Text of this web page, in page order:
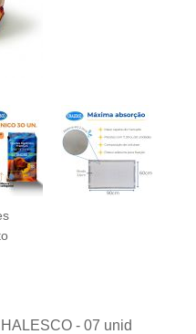
- 07 unid